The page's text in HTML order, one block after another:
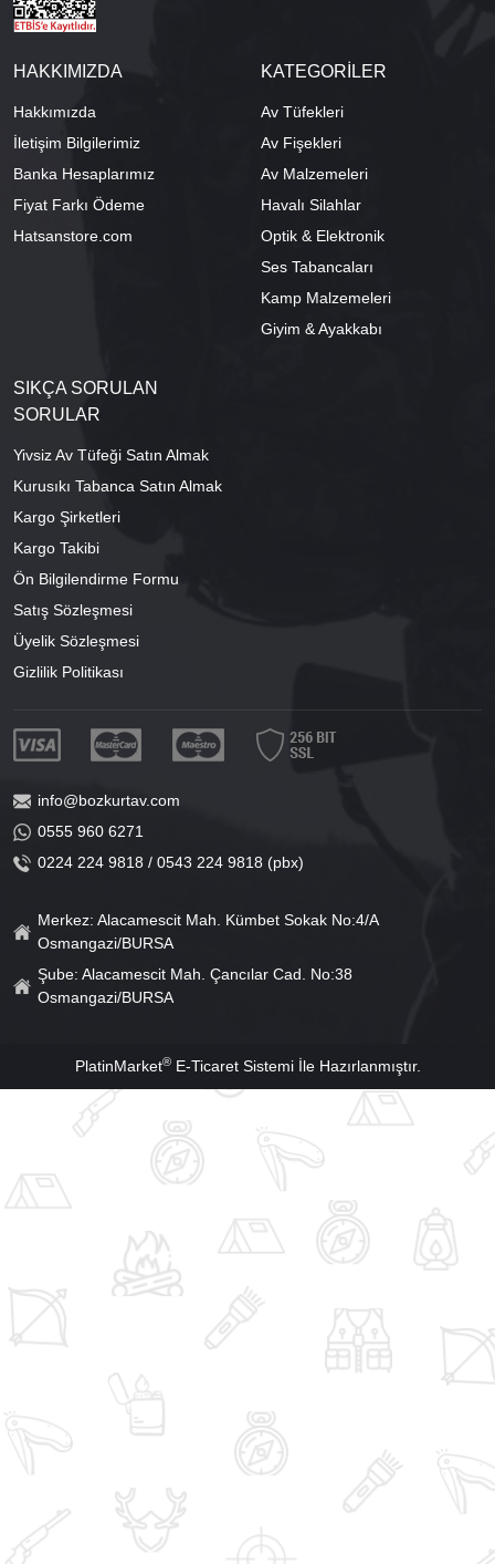
HAKKIMIZDA
Hakkımızda
İletişim Bilgilerimiz
Banka Hesaplarımız
Fiyat Farkı Ödeme
Hatsanstore.com
KATEGORİLER
Av Tüfekleri
Av Fişekleri
Av Malzemeleri
Havalı Silahlar
Optik & Elektronik
Ses Tabancaları
Kamp Malzemeleri
Giyim & Ayakkabı
SIKÇA SORULAN
SORULAR
Yivsiz Av Tüfeği Satın Almak
Kurusıkı Tabanca Satın Almak
Kargo Şirketleri
Kargo Takibi
Ön Bilgilendirme Formu
Satış Sözleşmesi
Üyelik Sözleşmesi
Gizlilik Politikası
info@bozkurtav.com
0555 960 6271
0224 224 9818 / 0543 224 9818 (pbx)
Merkez: Alacamescit Mah. Kümbet Sokak No:4/A
Osmangazi/BURSA
Şube: Alacamescit Mah. Çancılar Cad. No:38
Osmangazi/BURSA
PlatinMarket®E-Ticaret Sistemiİle Hazırlanmıştır.